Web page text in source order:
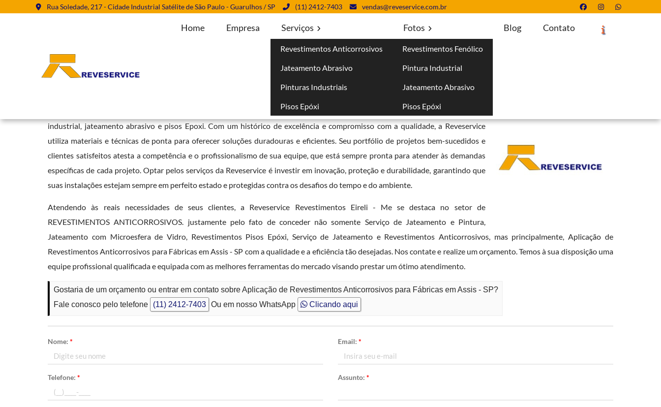
Rua Soledade, 217 - Cidade Industrial Satélite de São Paulo - Guarulhos / SP (11) 2412-7403 vendas@reveservice.com.br
Home Empresa Serviços
Revestimentos Anticorrosivos
Jateamento Abrasivo
Pinturas Industriais
Pisos Epóxi
Fotos
Revestimentos Fenólico
Pintura Industrial
Jateamento Abrasivo
Pisos Epóxi
Blog Contato
Aplicação de Revestimentos Anticorrosivos para Fábricas em Assis - SP
Aplicação de Revestimentos Anticorrosivos para Fábricas em Assis - SP
Solicite um Orçamento
A Reveservice se destaca como uma empresa de referência em serviços deaplicação de revestimentos anticorrosivos
industrial, jateamento abrasivo e pisos Epoxi. Com um histórico de excelência e compromisso com a qualidade, a Reveservice
utiliza materiais e técnicas de ponta para oferecer soluções duradouras e eficientes. Seu portfólio de projetos bem-sucedidos e
clientes satisfeitos atesta a competência e o profissionalismo de sua equipe, que está sempre pronta para atender às demandas
específicas de cada projeto. Optar pelos serviços da Reveservice é investir em inovação, proteção e durabilidade, garantindo que
suas instalações estejam sempre em perfeito estado e protegidas contra os desafios do tempo e do ambiente.
Atendendo às reais necessidades de seus clientes, a Reveservice Revestimentos Eireli - Me se destaca no setor de
REVESTIMENTOS ANTICORROSIVOS. justamente pelo fato de conceder não somente Serviço de Jateamento e Pintura,
Jateamento com Microesfera de Vidro, Revestimentos Pisos Epóxi, Serviço de Jateamento e Revestimentos Anticorrosivos, mas principalmente, Aplicação de
Revestimentos Anticorrosivos para Fábricas em Assis - SP com a qualidade e a eficiência tão desejadas. Nos contate e realize um orçamento. Temos à sua disposição uma
equipe profissional qualificada e equipada com as melhores ferramentas do mercado visando prestar um ótimo atendimento.
Gostaria de um orçamento ou entrar em contato sobre Aplicação de Revestimentos Anticorrosivos para Fábricas em Assis - SP?
Fale conosco pelo telefone
(11) 2412-7403 Ou em nosso WhatsApp Clicando aqui
Nome:* Email: *
Telefone:* Assunto: *